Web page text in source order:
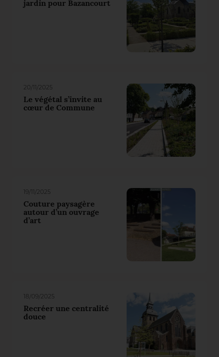
jardin pour Bazancourt
20/11/2025
Le végétal s’invite au
cœur de Commune
19/11/2025
Couture paysagère
autour d’un ouvrage
d’art
18/09/2025
Recréer une centralité
douce